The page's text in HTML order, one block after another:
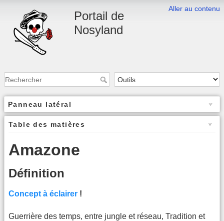
Aller au contenu
Portail de
Nosyland
Panneau latéral
Table des matières
Amazone
Définition
Concept à éclairer !
Guerrière des temps, entre jungle et réseau, Tradition et